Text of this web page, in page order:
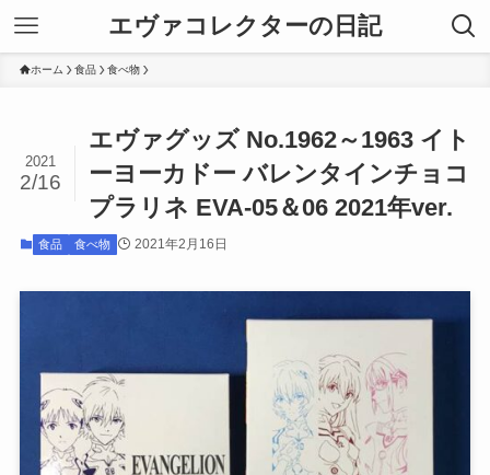
エヴァコレクターの日記
ホーム 食品 食べ物
エヴァグッズ No.1962～1963 イト
ーヨーカドー バレンタインチョコ
プラリネ EVA-05＆06 2021年ver.
2021
2/16
食品 食べ物 2021年2月16日